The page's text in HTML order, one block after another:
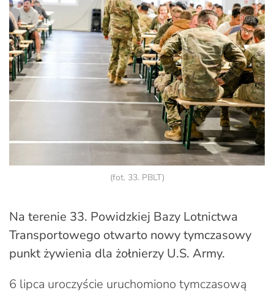
(fot. 33. PBLT)
Na terenie 33. Powidzkiej Bazy Lotnictwa
Transportowego otwarto nowy tymczasowy
punkt żywienia dla żołnierzy U.S. Army.
6 lipca uroczyście uruchomiono tymczasową